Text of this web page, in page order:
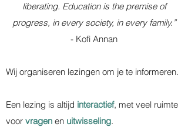
liberating. Education is the premise of
progress, in every society, in every family.”
- Kofi Annan
Wij organiseren lezingen om je te informeren.
Een lezing is altijd interactief, met veel ruimte
voor vragen en uitwisseling.